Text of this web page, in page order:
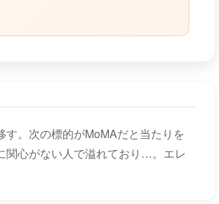
。次の標的がMoMAだと当たりを
関心がない人で溢れており…。エレ